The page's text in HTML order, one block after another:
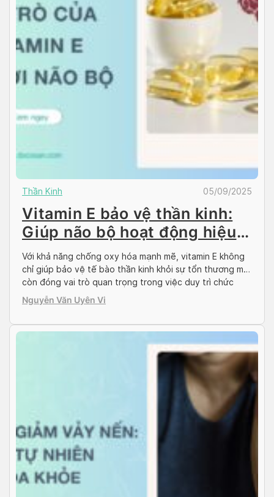
Thần Kinh 05/09/2025
Vitamin E bảo vệ thần kinh:
Giúp não bộ hoạt động hiệu
quả
Với khả năng chống oxy hóa mạnh mẽ, vitamin E không
chỉ giúp bảo vệ tế bào thần kinh khỏi sự tổn thương mà
còn đóng vai trò quan trọng trong việc duy trì chức
năng não bộ. Vậy Vitamin E bảo vệ thần kinh như thế
nào và những thực phẩm nào giúp bổ […]
Nguyễn Văn Uyên Vi